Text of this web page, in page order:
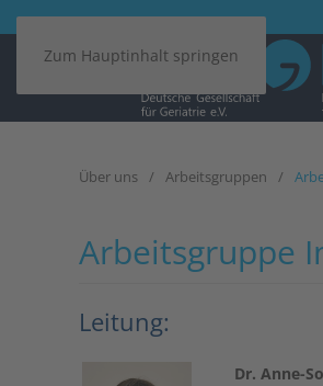
Zum Hauptinhalt springen
Über uns Arbeitsgruppen
Arbeitsgruppe
Leitung:
Dr. Anne-